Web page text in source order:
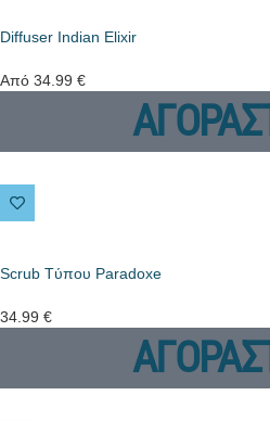
Diffuser Indian Elixir
Από 34.99 €
Scrub Tύπου Paradoxe
34.99 €